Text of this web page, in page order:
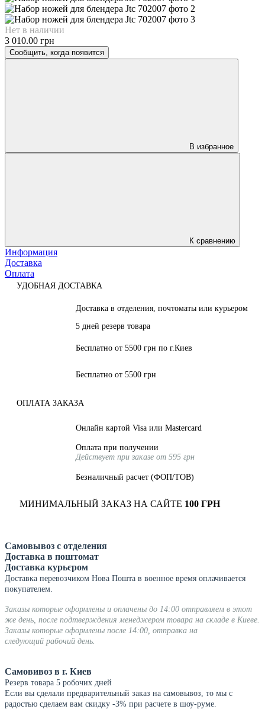
Нет в наличии
3 010.00 грн
Сообщить, когда появится
В избранное
К сравнению
Информация
Доставка
Оплата
УДОБНАЯ ДОСТАВКА
Доставка в отделения, почтоматы или курьером
5 дней резерв товара
Бесплатно от 5500 грн по г.Киев
Бесплатно от 5500 грн
ОПЛАТА ЗАКАЗА
Онлайн картой Visa или Mastercard
Оплата при получении
Действует при заказе от 595 грн
Безналичный расчет (ФОП/ТОВ)
МИНИМАЛЬНЫЙ ЗАКАЗ НА САЙТЕ 100 ГРН
Самовывоз с отделения
Доставка в поштомат
Доставка курьєром
Доставка перевозчиком Нова Пошта в военное время оплачивается
покупателем.
Заказы которые оформлены и оплачены до 14:00 отправляем в этот
же день, после подтверждения менеджером товара на складе в Киеве.
Заказы которые оформлены после 14:00, отправка на
следующий рабочий день.
Самовивоз в г. Киев
Резерв товара 5 робочих дней
Если вы сделали предварительный заказ на самовывоз, то мы с
радостью сделаем вам скидку -3% при расчете в шоу-руме.